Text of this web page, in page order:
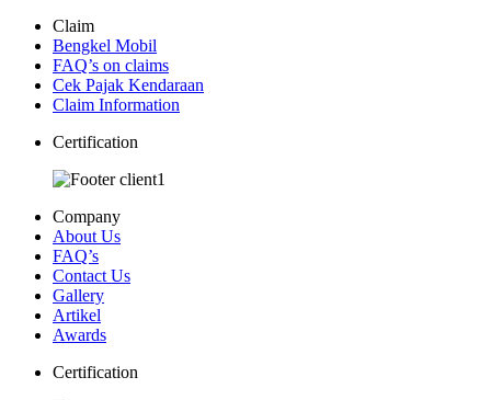
Claim
Bengkel Mobil
FAQ’s on claims
Cek Pajak Kendaraan
Claim Information
Certification
Company
About Us
FAQ’s
Contact Us
Gallery
Artikel
Awards
Certification